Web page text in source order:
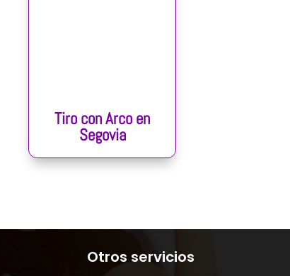
Tiro con Arco en
Segovia
Otros servicios